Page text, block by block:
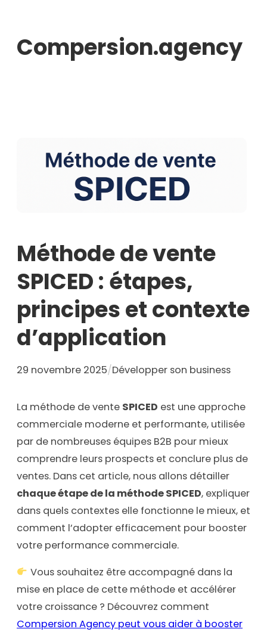
contenu
Compersion.agency
Méthode de vente
SPICED : étapes,
principes et contexte
d’application
29 novembre 2025/Développer son business
La méthode de vente SPICED est une approche
commerciale moderne et performante, utilisée
par de nombreuses équipes B2B pour mieux
comprendre leurs prospects et conclure plus de
ventes. Dans cet article, nous allons détailler
chaque étape de la méthode SPICED, expliquer
dans quels contextes elle fonctionne le mieux, et
comment l’adopter efficacement pour booster
votre performance commerciale.
Vous souhaitez être accompagné dans la
mise en place de cette méthode et accélérer
votre croissance ? Découvrez comment
Compersion Agency peut vous aider à booster